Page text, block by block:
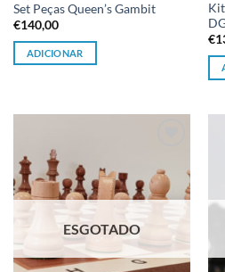
Set Peças Queen’s Gambit
€140,00
ADICIONAR
€
à lista de
desejos
ESGOTADO